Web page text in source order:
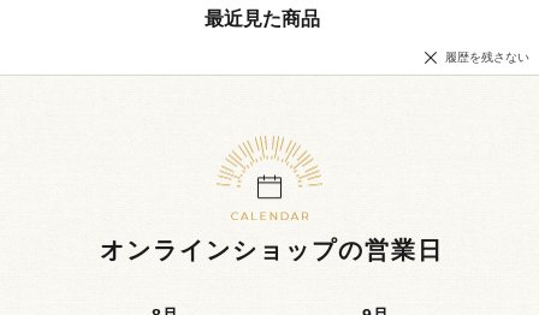
最近見た商品
履歴を残さない
オンラインショップの営業日